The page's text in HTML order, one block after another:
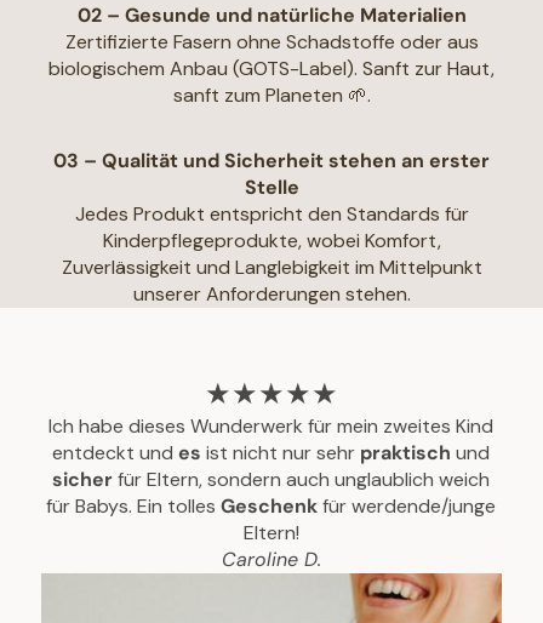
02 – Gesunde und natürliche Materialien
Zertifizierte Fasern ohne Schadstoffe oder aus
biologischem Anbau (GOTS-Label). Sanft zur Haut,
sanft zum Planeten 🌱.
03 – Qualität und Sicherheit stehen an erster
Stelle
Jedes Produkt entspricht den Standards für
Kinderpflegeprodukte, wobei Komfort,
Zuverlässigkeit und Langlebigkeit im Mittelpunkt
unserer Anforderungen stehen.
★★★★★
Ich habe dieses Wunderwerk für mein zweites Kind
entdeckt undes ist nicht nur sehr praktisch und
sicherfür Eltern, sondern auch unglaublich weich
für Babys. Ein tollesGeschenkfür werdende/junge
Eltern!
Caroline D.